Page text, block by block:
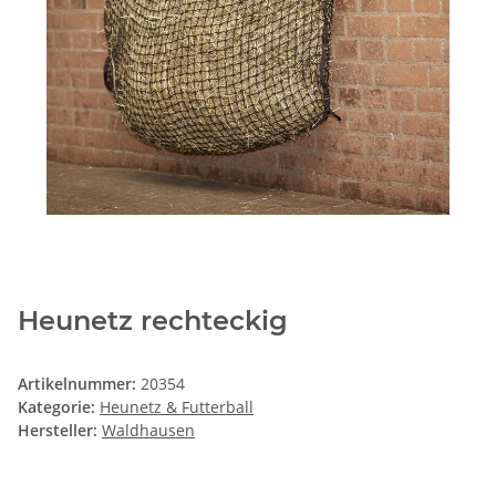
Heunetz rechteckig
Artikelnummer: 20354
Kategorie: Heunetz & Futterball
Hersteller: Waldhausen